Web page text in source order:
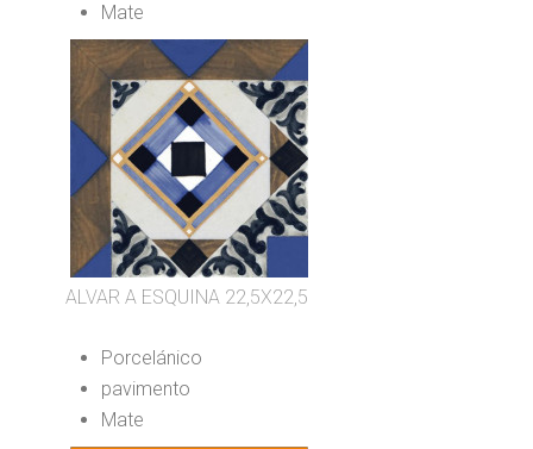
Mate
ALVAR A ESQUINA 22,5X22,5
Porcelánico
pavimento
Mate